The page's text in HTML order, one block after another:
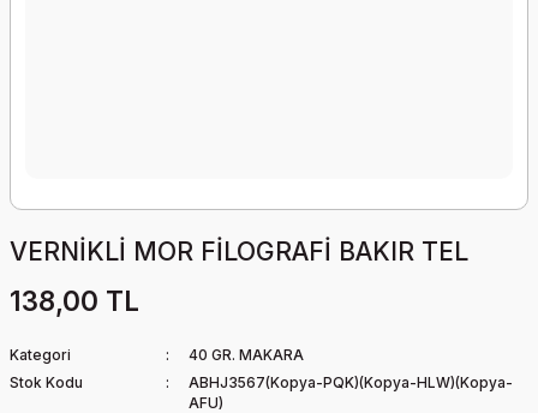
VERNİKLİ MOR FİLOGRAFİ BAKIR TEL
138,00 TL
Kategori
40 GR. MAKARA
Stok Kodu
ABHJ3567(Kopya-PQK)(Kopya-HLW)(Kopya-
AFU)